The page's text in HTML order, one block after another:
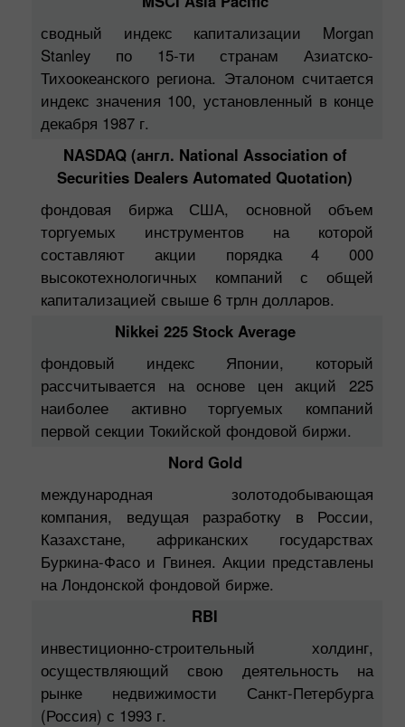
сводный индекс капитализации Morgan
Stanley по 15-ти странам Азиатско-
Тихоокеанского региона. Эталоном считается
индекс значения 100, установленный в конце
декабря 1987 г.
NASDAQ (англ. National Association of
Securities Dealers Automated Quotation)
фондовая биржа США, основной объем
торгуемых инструментов на которой
составляют акции порядка 4 000
высокотехнологичных компаний с общей
капитализацией свыше 6 трлн долларов.
Nikkei 225 Stock Average
фондовый индекс Японии, который
рассчитывается на основе цен акций 225
наиболее активно торгуемых компаний
первой секции Токийской фондовой биржи.
Nord Gold
международная золотодобывающая
компания, ведущая разработку в России,
Казахстане, африканских государствах
Буркина-Фасо и Гвинея. Акции представлены
на Лондонской фондовой бирже.
RBI
инвестиционно-строительный холдинг,
осуществляющий свою деятельность на
рынке недвижимости Санкт-Петербурга
(Россия) с 1993 г.